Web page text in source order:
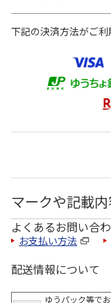
下記の決済方法がご利
マークや記載
よくあるお問い合
お支払い方法
配送情報について
ゆうパック等で